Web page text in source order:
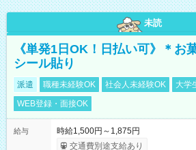
未読
《単発1日OK！日払い可》＊お
シール貼り
派遣 職種未経験OK 社会人未経験OK 大学
WEB登録・面接OK
給与
時給1,500円～1,875円
交通費別途支給あり